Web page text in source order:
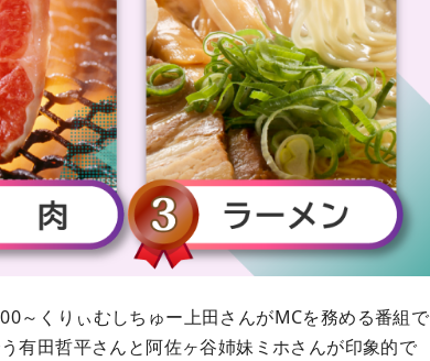
～くりぃむしちゅー上田さんがMCを務める番組で
有田哲平さんと阿佐ヶ谷姉妹ミホさんが印象的で